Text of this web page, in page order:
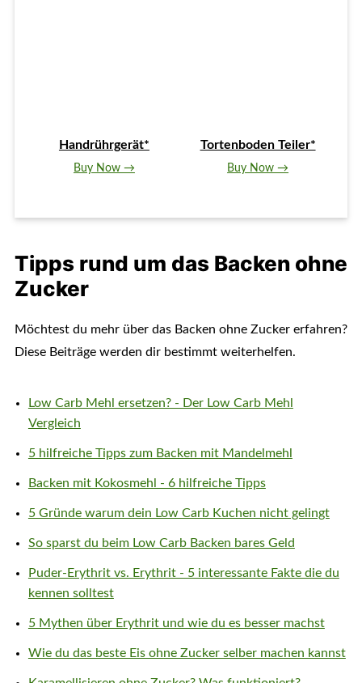
Handrührgerät*
Buy Now →
Tortenboden Teiler*
Buy Now →
Tipps rund um das Backen ohne
Zucker
Möchtest du mehr über das Backen ohne Zucker erfahren?
Diese Beiträge werden dir bestimmt weiterhelfen.
Low Carb Mehl ersetzen? - Der Low Carb Mehl
Vergleich
5 hilfreiche Tipps zum Backen mit Mandelmehl
Backen mit Kokosmehl - 6 hilfreiche Tipps
5 Gründe warum dein Low Carb Kuchen nicht gelingt
So sparst du beim Low Carb Backen bares Geld
Puder-Erythrit vs. Erythrit - 5 interessante Fakte die du
kennen solltest
5 Mythen über Erythrit und wie du es besser machst
Wie du das beste Eis ohne Zucker selber machen kannst